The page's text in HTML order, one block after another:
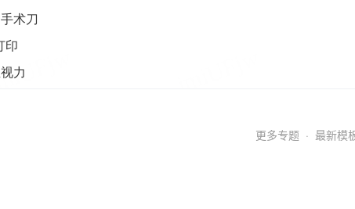
更多专题 · 最新模